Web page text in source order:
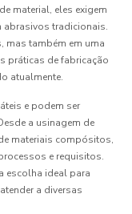
material, eles exigem
abrasivos tradicionais.
mas também em uma
práticas de fabricação
atualmente.
e podem ser
a usinagem de
materiais compósitos,
e requisitos.
escolha ideal para
a diversas